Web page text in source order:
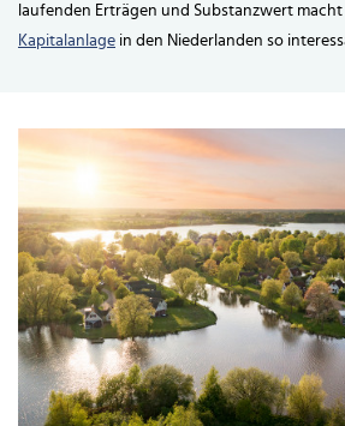
laufenden Erträgen und Substanzwert macht
Kapitalanlage in den Niederlanden so